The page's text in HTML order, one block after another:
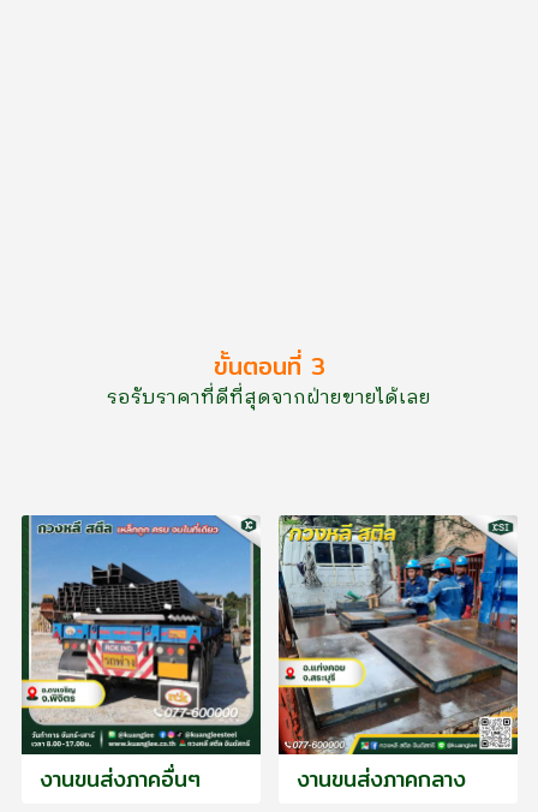
ขั้นตอนที่ 3
รอรับราคาที่ดีที่สุดจากฝ่ายขายได้เลย
งานขนส่งภาคอื่นๆ งานขนส่งภาคกลาง